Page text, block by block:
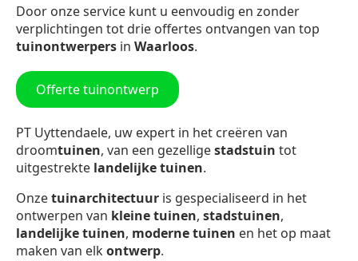
Door onze service kunt u eenvoudig en zonder
verplichtingen tot drie offertes ontvangen van top
tuinontwerpers in Waarloos.
Offerte tuinontwerp
PT Uyttendaele, uw expert in het creëren van
droomtuinen, van een gezelligestadstuin tot
uitgestrekte landelijke tuinen.
Onzetuinarchitectuur is gespecialiseerd in het
ontwerpen van kleine tuinen, stadstuinen,
landelijke tuinen, moderne tuinen en het op maat
maken van elkontwerp.